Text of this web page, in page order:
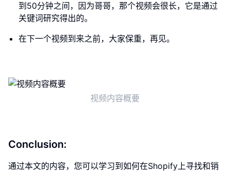
到50分钟之间，因为哥哥，那个视频会很长，它是通过
关键词研究得出的。
在下一个视频到来之前，大家保重，再见。
视频内容概要
Conclusion:
通过本文的内容，您可以学习到如何在Shopify上寻找和销